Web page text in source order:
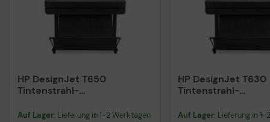
HP DesignJet T650
Tintenstrahl-
2025 Edition
Auf Lager: Lieferung in 1-2 Werktagen
HP DesignJet T630
Tintenstrahl-
2025 Edition
Auf Lager: Lieferung in